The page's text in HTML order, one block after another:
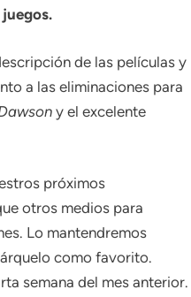
juegos.
de las películas y
a las eliminaciones para
y el excelente
próximos
otros medios para
Lo mantendremos
como favorito.
semana del mes anterior.